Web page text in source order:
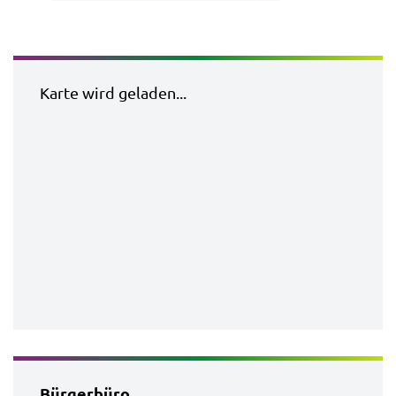
Karte wird geladen...